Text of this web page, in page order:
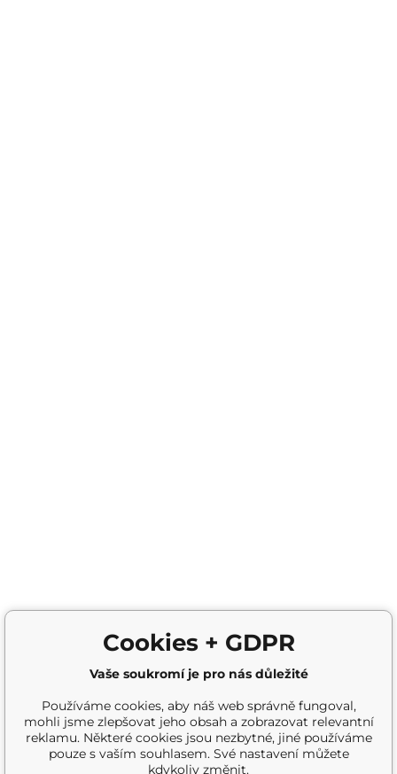
Cookies + GDPR
Vaše soukromí je pro nás důležité
Používáme cookies, aby náš web správně fungoval,
mohli jsme zlepšovat jeho obsah a zobrazovat relevantní
reklamu. Některé cookies jsou nezbytné, jiné používáme
pouze s vaším souhlasem. Své nastavení můžete
kdykoliv změnit.